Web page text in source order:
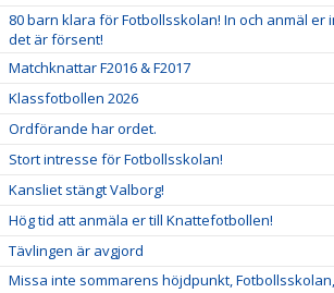
80 barn klara för Fotbollsskolan! In och anmäl er
det är försent!
Matchknattar F2016 & F2017
Klassfotbollen 2026
Ordförande har ordet.
Stort intresse för Fotbollsskolan!
Kansliet stängt Valborg!
Hög tid att anmäla er till Knattefotbollen!
Tävlingen är avgjord
Missa inte sommarens höjdpunkt,